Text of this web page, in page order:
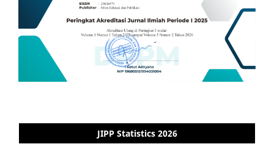
JIPP Statistics 2026